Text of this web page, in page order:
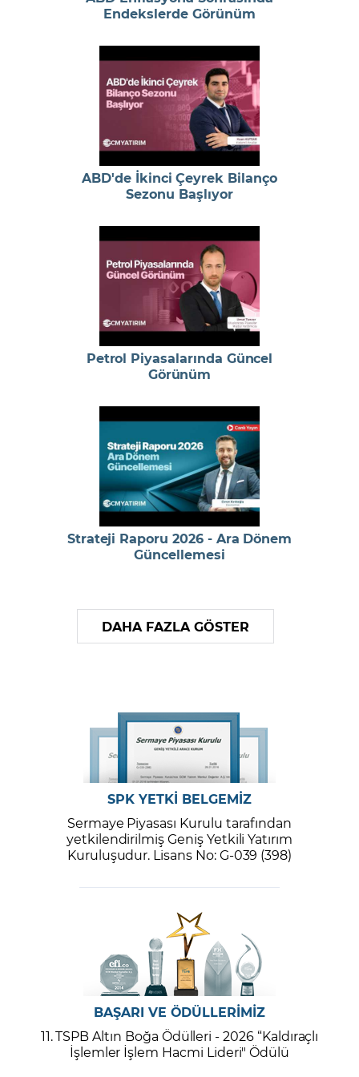
Endekslerde Görünüm
ABD'de İkinci Çeyrek Bilanço
Sezonu Başlıyor
Petrol Piyasalarında Güncel
Görünüm
Strateji Raporu 2026 - Ara Dönem
Güncellemesi
DAHA FAZLA GÖSTER
SPK YETKİ BELGEMİZ
Sermaye Piyasası Kurulu tarafından
yetkilendirilmiş Geniş Yetkili Yatırım
Kuruluşudur. Lisans No: G-039 (398)
BAŞARI VE ÖDÜLLERİMİZ
11. TSPB Altın Boğa Ödülleri - 2026 “Kaldıraçlı
İşlemler İşlem Hacmi Lideri" Ödülü